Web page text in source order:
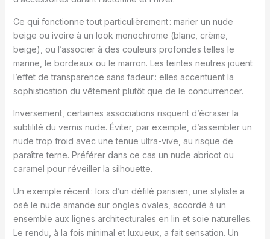
Ce qui fonctionne tout particulièrement : marier un nude
beige ou ivoire à un look monochrome (blanc, crème,
beige), ou l’associer à des couleurs profondes telles le
marine, le bordeaux ou le marron. Les teintes neutres jouent
l’effet de transparence sans fadeur : elles accentuent la
sophistication du vêtement plutôt que de le concurrencer.
Inversement, certaines associations risquent d’écraser la
subtilité du vernis nude. Éviter, par exemple, d’assembler un
nude trop froid avec une tenue ultra-vive, au risque de
paraître terne. Préférer dans ce cas un nude abricot ou
caramel pour réveiller la silhouette.
Un exemple récent : lors d’un défilé parisien, une styliste a
osé le nude amande sur ongles ovales, accordé à un
ensemble aux lignes architecturales en lin et soie naturelles.
Le rendu, à la fois minimal et luxueux, a fait sensation. Un